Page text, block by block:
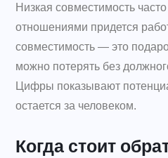
Низкая совместимость
отношениями придется
совместимость — это
можно потерять без
Цифры показывают
остается за человеком.
Когда стоит